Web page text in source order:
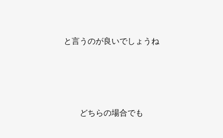
と言うのが良いでしょうね
どちらの場合でも